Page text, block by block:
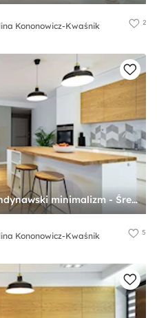
Kononowicz-Kwaśnik 2
Jedyne.Takie.Wnętrza - Skandynawski minimalizm - Średnia otwarta z salonem biała szara z zabudowaną lodówką z nablatowym zlewozmywakiem kuchnia jednorzędowa z wyspą lub półwyspem, styl skandynawski - zdjęcie od Jedyne.Takie.Wnętrza - Paulina Kononowicz-Kwaśnik
Kononowicz-Kwaśnik 5